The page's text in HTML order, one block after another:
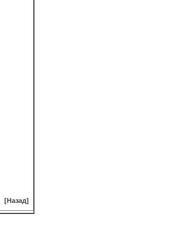
[Назад]